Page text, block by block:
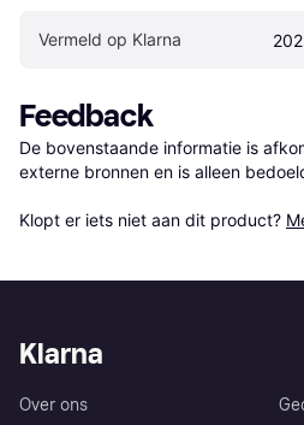
Vermeld op Klarna
Feedback
De bovenstaande informatie is
externe bronnen en is alleen
Klopt er iets niet aan dit product?
Klarna
Over ons